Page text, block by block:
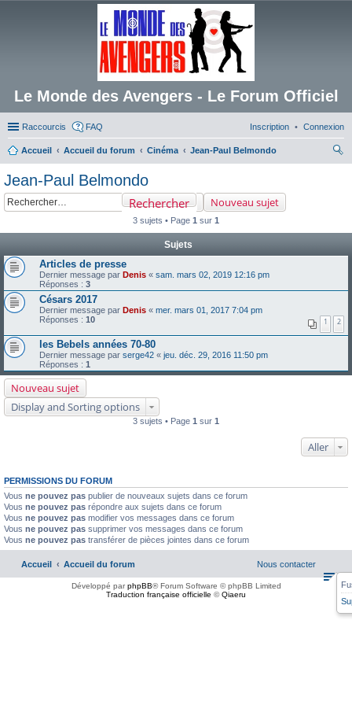
Le Monde des Avengers - Le Forum Officiel
Raccourcis FAQ Connexion
Inscription
Accueil Accueil du forum Cinéma
Jean-Paul Belmondo
Jean-Paul Belmondo
Nouveau sujet
Rechercher
3 sujets • Page 1 sur 1
Sujets
Articles de presse
Dernier message par Denis « sam. mars 02, 2019 12:16 pm
Réponses : 3
Césars 2017
Dernier message par Denis « mer. mars 01, 2017 7:04 pm
Réponses : 10 1 2
les Bebels années 70-80
Dernier message par serge42 « jeu. déc. 29, 2016 11:50 pm
Réponses : 1
Nouveau sujet
Display and Sorting options
3 sujets • Page 1 sur 1
Aller
PERMISSIONS DU FORUM
Vous ne pouvez pas publier de nouveaux sujets dans ce forum
Vous ne pouvez pas répondre aux sujets dans ce forum
Vous ne pouvez pas modifier vos messages dans ce forum
Vous ne pouvez pas supprimer vos messages dans ce forum
Vous ne pouvez pas transférer de pièces jointes dans ce forum
Accueil Accueil du forum Nous contacter
Développé parphpBB® Forum Software © phpBB Limited
Traduction française officielle ©Qiaeru